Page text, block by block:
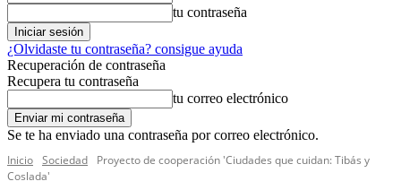
tu contraseña
¿Olvidaste tu contraseña? consigue ayuda
Recuperación de contraseña
Recupera tu contraseña
tu correo electrónico
Se te ha enviado una contraseña por correo electrónico.
Inicio Sociedad
Proyecto de cooperación 'Ciudades que cuidan: Tibás y
Coslada'